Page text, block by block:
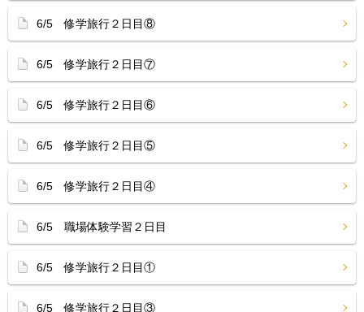
6/5 修学旅行２日目⑧
6/5 修学旅行２日目⑦
6/5 修学旅行２日目⑥
6/5 修学旅行２日目⑤
6/5 修学旅行２日目④
6/5 職場体験学習２日目
6/5 修学旅行２日目①
6/5 修学旅行２日目③